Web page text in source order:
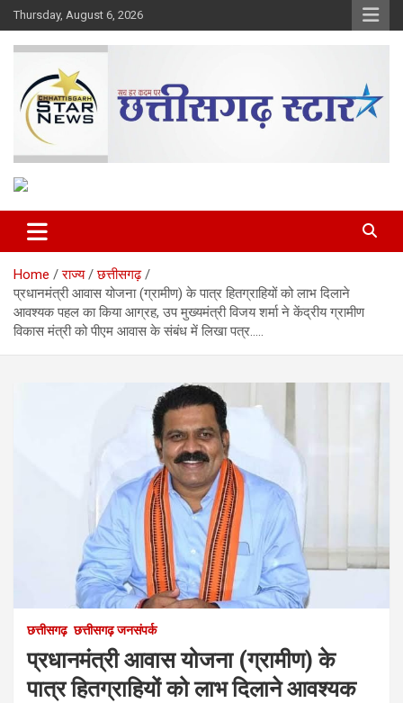
Skip
to
content
Thursday, August 6, 2026
Chhattisgarh Star
Home राज्य
छत्तीसगढ़
प्रधानमंत्री आवास योजना (ग्रामीण) के पात्र हितग्राहियों को लाभ दिलाने
आवश्यक पहल का किया आग्रह, उप मुख्यमंत्री विजय शर्मा ने केंद्रीय ग्रामीण
विकास मंत्री को पीएम आवास के संबंध में लिखा पत्र…..
छत्तीसगढ़ छत्तीसगढ़ जनसंपर्क
प्रधानमंत्री आवास योजना (ग्रामीण) के
पात्र हितग्राहियों को लाभ दिलाने आवश्यक